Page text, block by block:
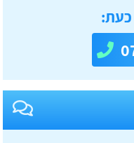
כעת: